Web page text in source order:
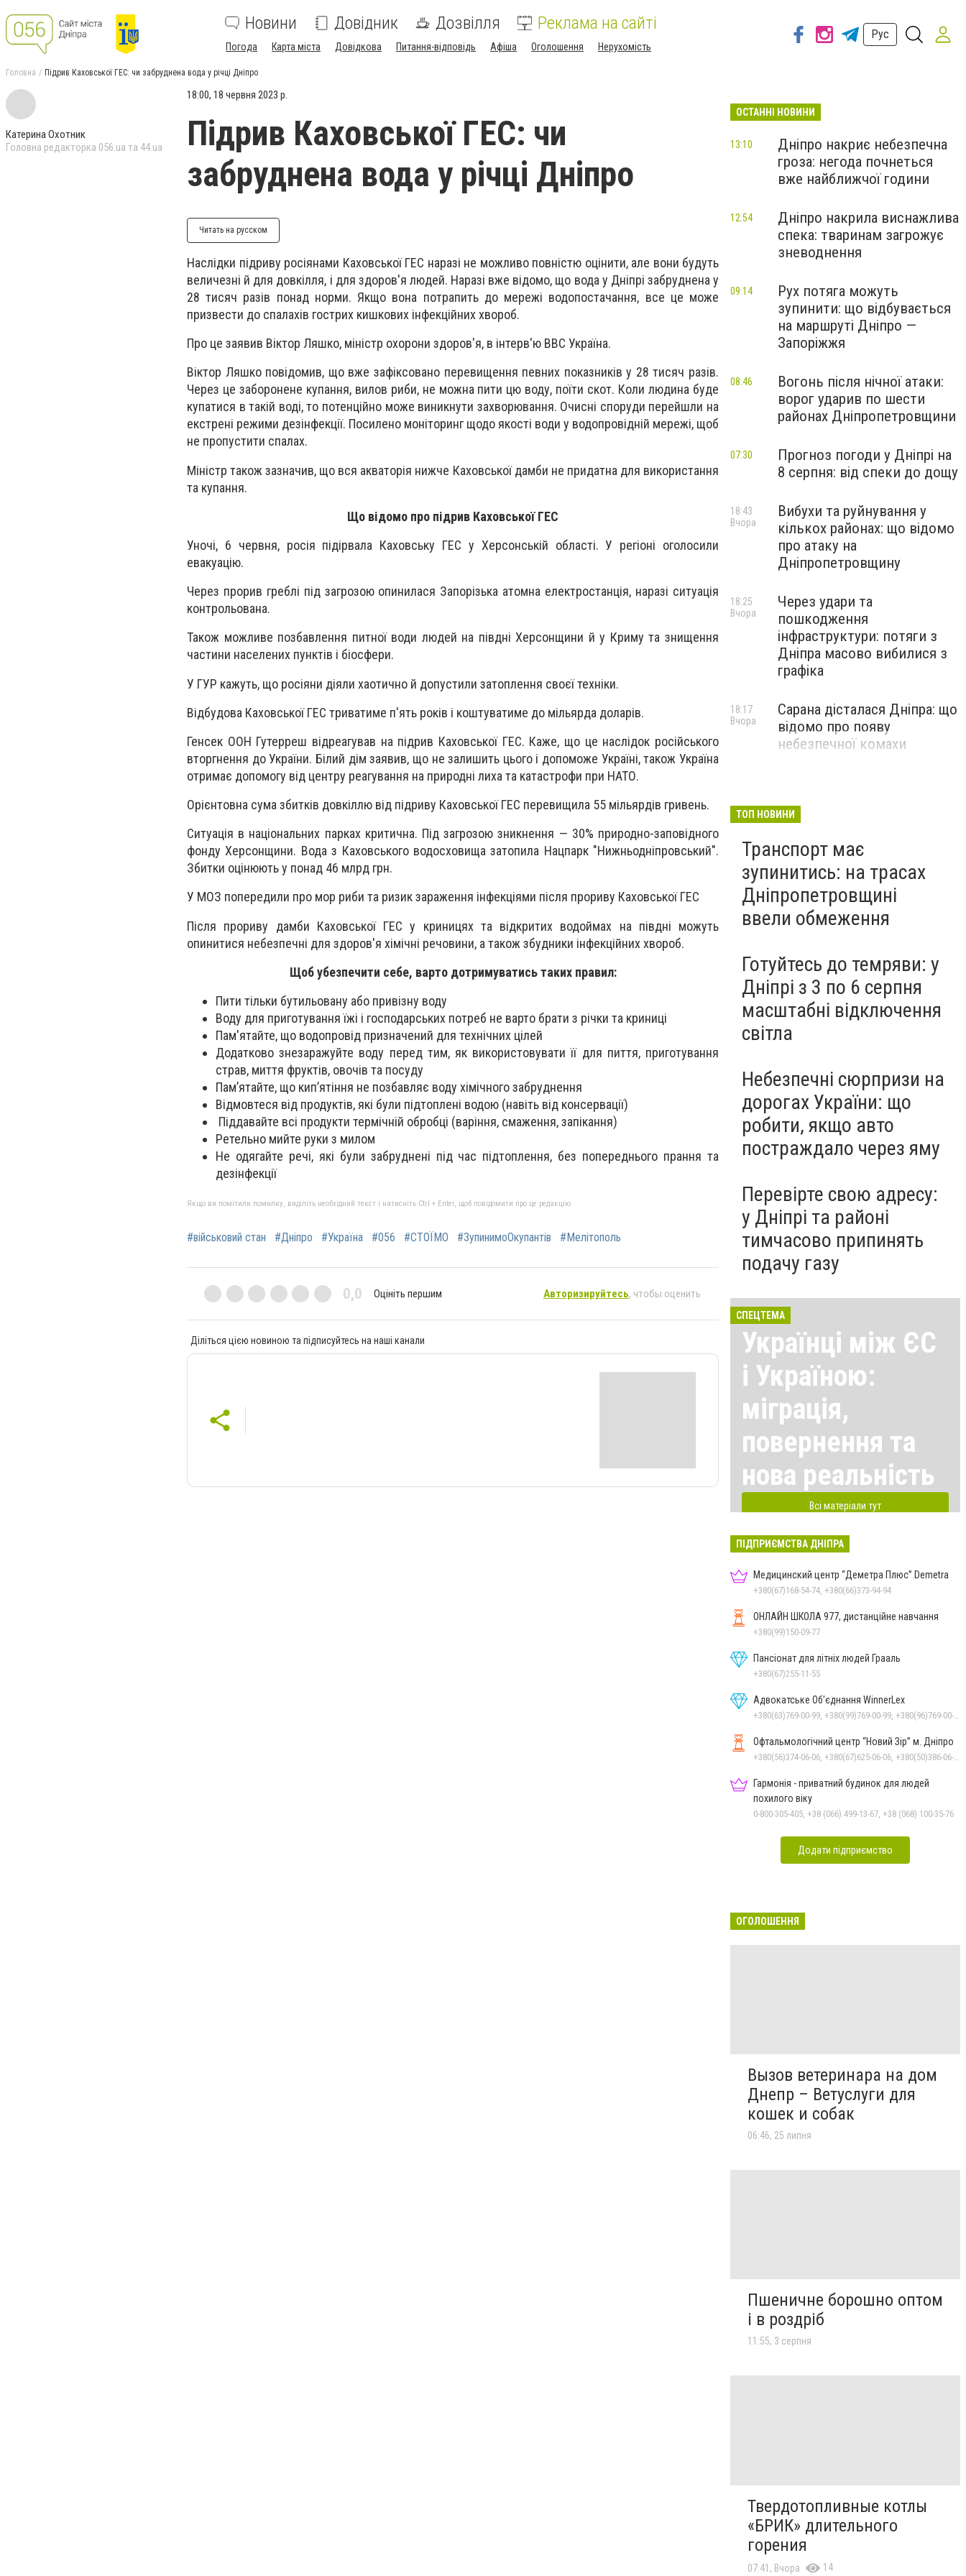
Новини Довідник Дозвілля Реклама на сайті
Погода Карта міста Довідкова Питання-відповідь Афіша Оголошення Нерухомість
Рус
Головна Підрив Каховської ГЕС: чи забруднена вода у річці Дніпро
Катерина Охотник
Головна редакторка 056.ua та 44.ua
18:00, 18 червня 2023 р.
Підрив Каховської ГЕС: чи
забруднена вода у річці Дніпро
Читать на русском
Наслідки підриву росіянами Каховської ГЕС наразі не можливо повністю оцінити, але вони будуть
величезні й для довкілля, і для здоров'я людей. Наразі вже відомо, що вода у Дніпрі забруднена у
28 тисяч разів понад норми. Якщо вона потрапить до мережі водопостачання, все це може
призвести до спалахів гострих кишкових інфекційних хвороб.
Про це заявив Віктор Ляшко, міністр охорони здоров'я, в інтерв'ю ВВС Україна.
Віктор Ляшко повідомив, що вже зафіксовано перевищення певних показників у 28 тисяч разів.
Через це заборонене купання, вилов риби, не можна пити цю воду, поїти скот. Коли людина буде
купатися в такій воді, то потенційно може виникнути захворювання. Очисні споруди перейшли на
екстрені режими дезінфекції. Посилено моніторинг щодо якості води у водопровідній мережі, щоб
не пропустити спалах.
Міністр також зазначив, що вся акваторія нижче Каховської дамби не придатна для використання
та купання.
Що відомо про підрив Каховської ГЕС
Уночі, 6 червня, росія підірвала Каховську ГЕС у Херсонській області. У регіоні оголосили
евакуацію.
Через прорив греблі під загрозою опинилася Запорізька атомна електростанція, наразі ситуація
контрольована.
Також можливе позбавлення питної води людей на півдні Херсонщини й у Криму та знищення
частини населених пунктів і біосфери.
У ГУР кажуть, що росіяни діяли хаотично й допустили затоплення своєї техніки.
Відбудова Каховської ГЕС триватиме п'ять років і коштуватиме до мільярда доларів.
Генсек ООН Гутерреш відреагував на підрив Каховської ГЕС. Каже, що це наслідок російського
вторгнення до України. Білий дім заявив, що не залишить цього і допоможе Україні, також Україна
отримає допомогу від центру реагування на природні лиха та катастрофи при НАТО.
Орієнтовна сума збитків довкіллю від підриву Каховської ГЕС перевищила 55 мільярдів гривень.
Ситуація в національних парках критична. Під загрозою зникнення — 30% природно-заповідного
фонду Херсонщини. Вода з Каховського водосховища затопила Нацпарк "Нижньодніпровський".
Збитки оцінюють у понад 46 млрд грн.
У МОЗ попередили про мор риби та ризик зараження інфекціями після прориву Каховської ГЕС
Після прориву дамби Каховської ГЕС у криницях та відкритих водоймах на півдні можуть
опинитися небезпечні для здоров'я хімічні речовини, а також збудники інфекційних хвороб.
Щоб убезпечити себе, варто дотримуватись таких правил:
Пити тільки бутильовану або привізну воду
Воду для приготування їжі і господарських потреб не варто брати з річки та криниці
Пам'ятайте, що водопровід призначений для технічних цілей
Додатково знезаражуйте воду перед тим, як використовувати її для пиття, приготування
страв, миття фруктів, овочів та посуду
Пам’ятайте, що кип’ятіння не позбавляє воду хімічного забруднення
Відмовтеся від продуктів, які були підтоплені водою (навіть від консервації)
Піддавайте всі продукти термічній обробці (варіння, смаження, запікання)
Ретельно мийте руки з милом
Не одягайте речі, які були забруднені під час підтоплення, без попереднього прання та
дезінфекції
Якщо ви помітили помилку, виділіть необхідний текст і натисніть Ctrl + Enter, щоб повідомити про це редакцію
#військовий стан #Дніпро #Україна #056 #СТОЇМО #ЗупинимоОкупантів #Мелітополь
0,0 Оцініть першим Авторизируйтесь, чтобы оценить
Діліться цією новиною та підписуйтесь на наші канали
ОСТАННІ НОВИНИ
Дніпро накриє небезпечна
гроза: негода почнеться
вже найближчої години
13:10
Дніпро накрила виснажлива
спека: тваринам загрожує
зневоднення
12:54
Рух потяга можуть
зупинити: що відбувається
на маршруті Дніпро —
Запоріжжя
09:14
Вогонь після нічної атаки:
ворог ударив по шести
районах Дніпропетровщини
08:46
Прогноз погоди у Дніпрі на
8 серпня: від спеки до дощу
07:30
Вибухи та руйнування у
кількох районах: що відомо
про атаку на
Дніпропетровщину
18:43
Вчора
Через удари та
пошкодження
інфраструктури: потяги з
Дніпра масово вибилися з
графіка
18:25
Вчора
Сарана дісталася Дніпра: що
відомо про появу
небезпечної комахи
18:17
Вчора
ТОП НОВИНИ
Транспорт має
зупинитись: на трасах
Дніпропетровщині
ввели обмеження
Готуйтесь до темряви: у
Дніпрі з 3 по 6 серпня
масштабні відключення
світла
Небезпечні сюрпризи на
дорогах України: що
робити, якщо авто
постраждало через яму
Перевірте свою адресу:
у Дніпрі та районі
тимчасово припинять
подачу газу
СПЕЦТЕМА
Українці між ЄС
і Україною:
міграція,
повернення та
нова реальність
Всі матеріали тут
ПІДПРИЄМСТВА ДНІПРА
Медицинский центр “Деметра Плюс” Demetra
+380(67)168-54-74, +380(66)373-94-94
ОНЛАЙН ШКОЛА 977, дистанційне навчання
+380(99)150-09-77
Пансіонат для літніх людей Грааль
+380(67)255-11-55
Адвокатське Об'єднання WinnerLex
Офтальмологічний центр “Новий Зір” м. Дніпро
Гармонія - приватний будинок для людей
похилого віку
0-800-305-405, +38 (066) 499-13-67, +38 (068) 100-35-76
Додати підприємство
ОГОЛОШЕННЯ
Вызов ветеринара на дом
Днепр – Ветуслуги для
кошек и собак
06:46, 25 липня
Пшеничне борошно оптом
і в роздріб
11:55, 3 серпня
Твердотопливные котлы
«БРИК» длительного
горения
07:41, Вчора 14